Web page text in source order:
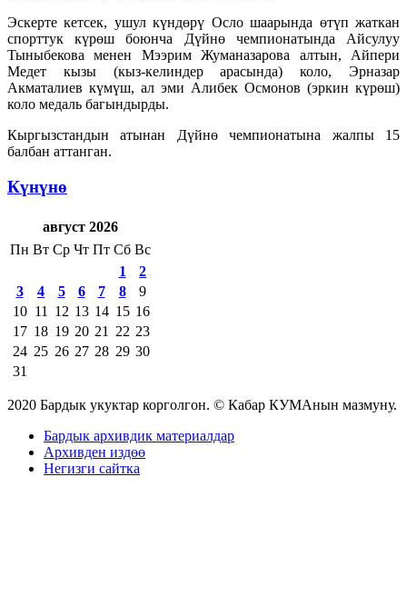
Эскерте кетсек, ушул күндөрү Осло шаарында өтүп жаткан
спорттук күрөш боюнча Дүйнө чемпионатында Айсулуу
Тыныбекова менен Мээрим Жуманазарова алтын, Айпери
Медет кызы (кыз-келиндер арасында) коло, Эрназар
Акматалиев күмүш, ал эми Алибек Осмонов (эркин күрөш)
коло медаль багындырды.
Кыргызстандын атынан Дүйнө чемпионатына жалпы 15
балбан аттанган.
Күнүнө
август 2026
Пн Вт Ср Чт Пт Сб Вс
1
2
3
4 5 6 7 8
9
10 11 12 13 14 15 16
17 18 19 20 21 22 23
24 25 26 27 28 29 30
31
2020 Бардык укуктар корголгон. © Кабар КУМАнын мазмуну.
Бардык архивдик материалдар
Архивден издөө
Негизги сайтка